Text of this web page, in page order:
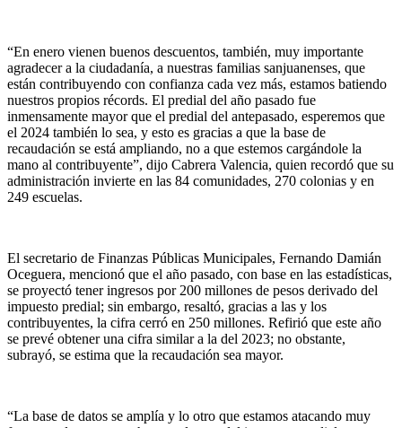
“En enero vienen buenos descuentos, también, muy importante
agradecer a la ciudadanía, a nuestras familias sanjuanenses, que
están contribuyendo con confianza cada vez más, estamos batiendo
nuestros propios récords. El predial del año pasado fue
inmensamente mayor que el predial del antepasado, esperemos que
el 2024 también lo sea, y esto es gracias a que la base de
recaudación se está ampliando, no a que estemos cargándole la
mano al contribuyente”, dijo Cabrera Valencia, quien recordó que su
administración invierte en las 84 comunidades, 270 colonias y en
249 escuelas.
El secretario de Finanzas Públicas Municipales, Fernando Damián
Oceguera, mencionó que el año pasado, con base en las estadísticas,
se proyectó tener ingresos por 200 millones de pesos derivado del
impuesto predial; sin embargo, resaltó, gracias a las y los
contribuyentes, la cifra cerró en 250 millones. Refirió que este año
se prevé obtener una cifra similar a la del 2023; no obstante,
subrayó, se estima que la recaudación sea mayor.
“La base de datos se amplía y lo otro que estamos atacando muy